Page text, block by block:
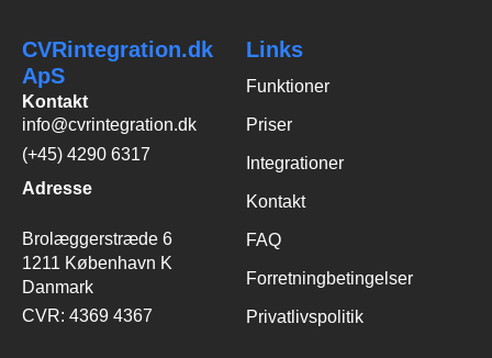
CVRintegration.dk
ApS
Kontakt
info@cvrintegration.dk
(+45) 4290 6317
Adresse
Brolæggerstræde 6
1211 København K
Danmark
CVR: 4369 4367
Links
Funktioner
Priser
Integrationer
Kontakt
FAQ
Forretningbetingelser
Privatlivspolitik